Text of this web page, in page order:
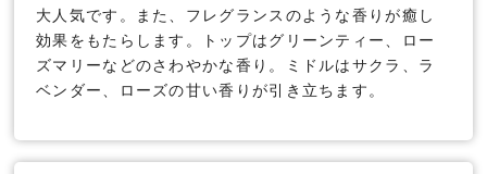
大人気です。また、フレグランスのような香りが癒し
効果をもたらします。トップはグリーンティー、ロー
ズマリーなどのさわやかな香り。ミドルはサクラ、ラ
ベンダー、ローズの甘い香りが引き立ちます。